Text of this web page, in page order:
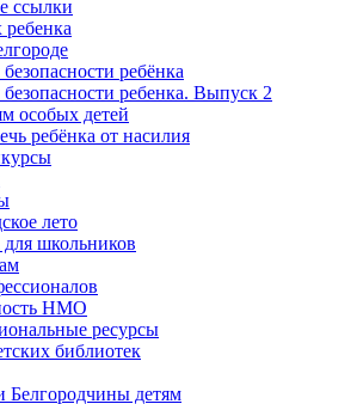
ссылки
ребёнка
ребенка. Выпуск 2
особых детей
ребёнка от насилия
лето
для школьников
НМО
ресурсы
библиотек
Белгородчины детям